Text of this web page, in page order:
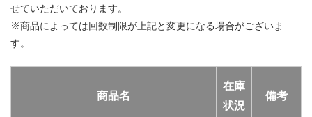
せていただいております。
※商品によっては回数制限が上記と変更になる場合がございま
す。
商品名
在庫
状況
備考